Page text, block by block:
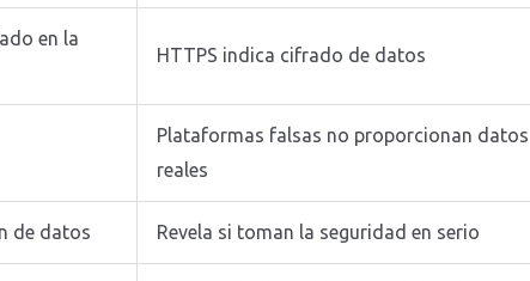
en la
HTTPS indica cifrado de datos
Plataformas falsas no proporcionan datos
reales
de datos Revela si toman la seguridad en serio